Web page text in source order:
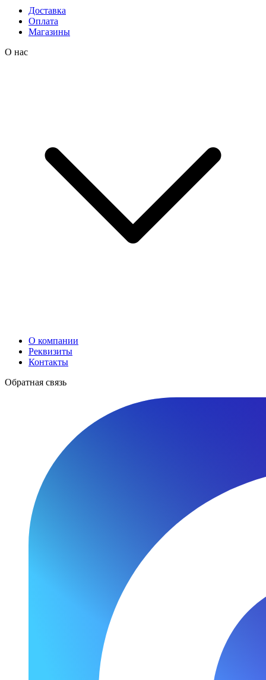
Доставка
Оплата
Магазины
О нас
О компании
Реквизиты
Контакты
Обратная связь